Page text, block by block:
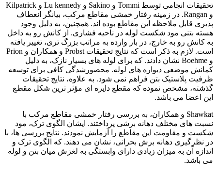
تحقیقات انجامی توسط Tommi و Sakino و Lu kennedy و Kilpatrick
و Rangan. در زمینه رفتار خمشی مقاطع مرکب، بیانگر انعطاف
پذیری قابل ملاحظه این مقاطع بوده اند. همچنین، به دلیل وجود
هسته بتنی مود شکست لوله در ناحیه فشاری. از کانش رو به داخل
به کانش رو به خارج، در بار وارده به مراتب بزرگ تری، تغییر یافته
است. لازم به ذکر است که نتایج تحقیقات Probst و همکاران و Prion
و Boehme نشان دادند. که برای لوله های بسیار نازک، به دلیل
کمانش موضعی دیواره های لوله. محصورشدگی کافی برای توسعه
ظرفیت پلاستیک بتن فراهم نمی شود. به علاوه، نتایج تحقیقات
گذشته، مشخص نموده که مقطع دایره ای مؤثر ترین شکل مقطع
این اعضا می باشد.
Shawkat و همکاران، به بررسی رفتار خمشی مقاطع مرکب با
نسبت های مختلف دهانه برشی پرداختند. ایشان الگوی ترک، مود
شکست و مقاومت این مقاطع را آزمایش نمودند. نتایج بررسی ها، با
در نظرگیری دهانه برش بحرانی، نشان می دهند. که الگوی ترک و
اندازه آن به میزان زیادی دارای وابستگی به لغزش میان بتن و لوله
می باشد.